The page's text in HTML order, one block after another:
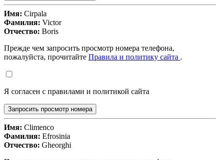
Имя: Cirpala
Фамилия: Victor
Отчество: Boris
Прежде чем запросить просмотр номера телефона,
пожалуйста, прочитайте Правила и политику сайта .
Я согласен с правилами и политикой сайта
Запросить просмотр номера
Имя: Climenco
Фамилия: Efrosinia
Отчество: Gheorghi